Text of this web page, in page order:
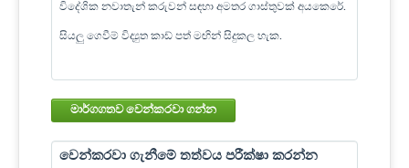
විදේශික නවාතැන් කරුවන් සඳහා අමතර ගාස්තුවක් අයකෙරේ.
සියලු ගෙවීම් විද්‍යුත කාඩ් පත් මඟින් සිදුකල හැක.
මාර්ගගතව වෙන්කරවා ගන්න
වෙන්කරවා ගැනීමේ තත්වය පරීක්ෂා කරන්න